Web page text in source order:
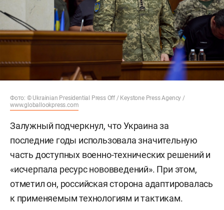
Фото: © Ukrainian Presidential Press Off / Keystone Press Agency /
www.globallookpress.com
Залужный подчеркнул, что Украина за
последние годы использовала значительную
часть доступных военно-технических решений и
«исчерпала ресурс нововведений». При этом,
отметил он, российская сторона адаптировалась
к применяемым технологиям и тактикам.